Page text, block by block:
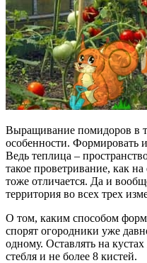
Выращивание помидоров в
особенности. Формировать
Ведь теплица –
такое проветривание, как
тоже отличается. Да и
территория во всех трех
О том, каким способом
спорят огородники уже
одному. Оставлять на
стебля и не более 8 кистей.